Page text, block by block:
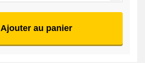
Ajouter au panier